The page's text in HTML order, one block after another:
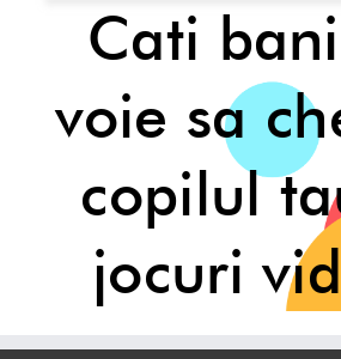
Cati
voie sa
copilul
jocuri